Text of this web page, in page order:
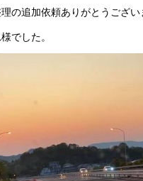
の追加依頼ありがとうござい
でした。